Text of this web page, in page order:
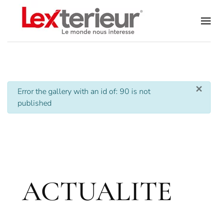
Accéder au contenu principal
×
info
Error the gallery with an id of: 90 is not
published
ACTUALITE